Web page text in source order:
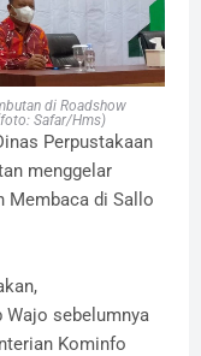
di Roadshow
Safar/Hms)
Perpustakaan
menggelar
Membaca di Sallo
Wajo sebelumnya
Kominfo